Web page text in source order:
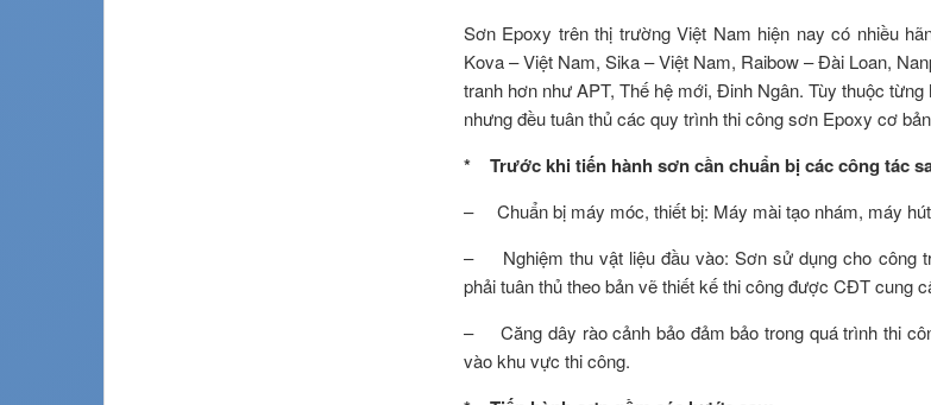
Sơn Epoxy trên thị trường Việt Nam hiện nay có nhiều
Kova – Việt Nam, Sika – Việt Nam, Raibow – Đài Loan,
tranh hơn như APT, Thế hệ mới, Đinh Ngân. Tùy thuộc
nhưng đều tuân thủ các quy trình thi công sơn Epoxy cơ
* Trước khi tiến hành sơn cần chuẩn bị các công tác
– Chuẩn bị máy móc, thiết bị: Máy mài tạo nhám, máy
– Nghiệm thu vật liệu đầu vào: Sơn sử dụng cho công
phải tuân thủ theo bản vẽ thiết kế thi công được CĐT cung
– Căng dây rào cảnh bảo đảm bảo trong quá trình thi
vào khu vực thi công.